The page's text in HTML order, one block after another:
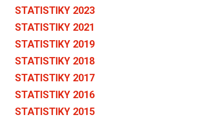
STATISTIKY 2023
STATISTIKY 2021
STATISTIKY 2019
STATISTIKY 2018
STATISTIKY 2017
STATISTIKY 2016
STATISTIKY 2015